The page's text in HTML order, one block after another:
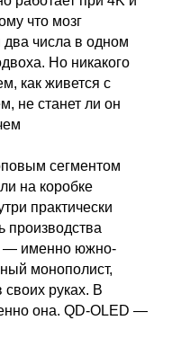
что мозг
два числа в одном
Но никакого
как живется с
не станет ли он
сегментом
на коробке
практически
производства
— именно южно-
монополист,
своих руках. В
она. QD-OLED —